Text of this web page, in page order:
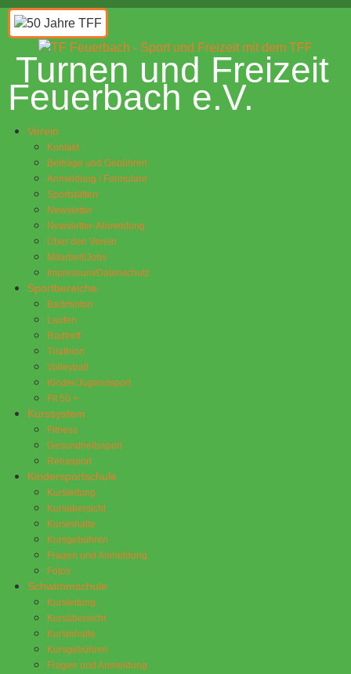
Turnen und Freizeit
Feuerbach e.V.
Verein
Kontakt
Beiträge und Gebühren
Anmeldung / Formulare
Sportstätten
Newsletter
Newsletter-Abmeldung
Über den Verein
Mitarbeit/Jobs
Impressum/Datenschutz
Sportbereiche
Badminton
Laufen
Radtreff
Triathlon
Volleyball
Kinder/Jugendsport
Fit 50 +
Kurssystem
Fitness
Gesundheitssport
Rehasport
Kindersportschule
Kursleitung
Kursübersicht
Kursinhalte
Kursgebühren
Fragen und Anmeldung
Fotos
Schwimmschule
Kursleitung
Kursübersicht
Kursinhalte
Kursgebühren
Fragen und Anmeldung